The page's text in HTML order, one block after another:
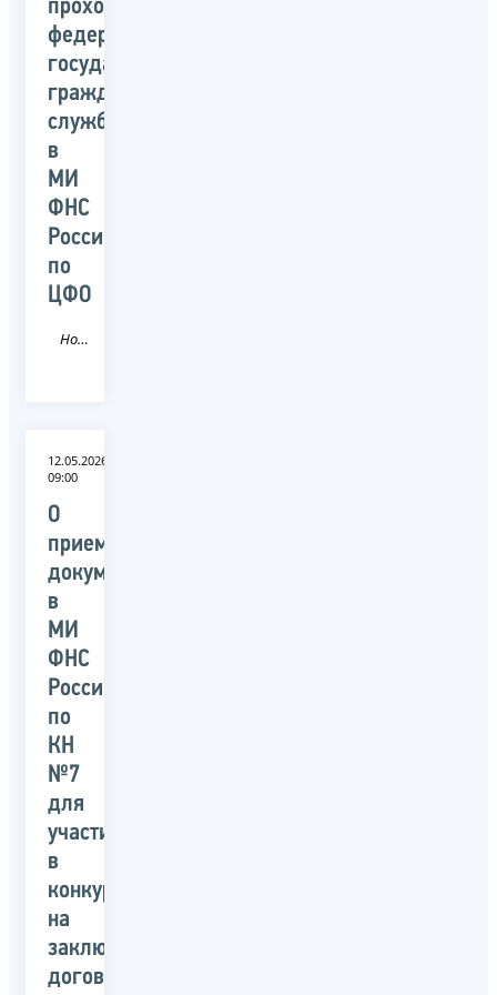
прохождения
федеральной
государственной
гражданской
службы
в
МИ
ФНС
России
по
ЦФО
Новость
12.05.2026
09:00
О
приеме
документов
в
МИ
ФНС
России
по
КН
№7
для
участия
в
конкурсе
на
заключение
договора